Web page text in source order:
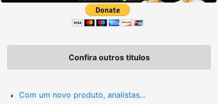
Confira outros titulos
Com um novo produto, analistas...